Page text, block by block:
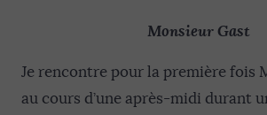
Monsieur Gast
Je rencontre pour la première fois
au cours d’une après-midi durant